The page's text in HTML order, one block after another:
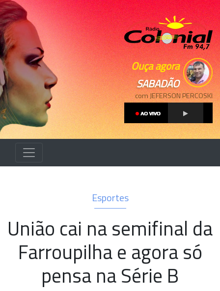
Ouça agora
SABADÃO
com JEFERSON PERCOSKI
Esportes
União cai na semifinal da
Farroupilha e agora só
pensa na Série B